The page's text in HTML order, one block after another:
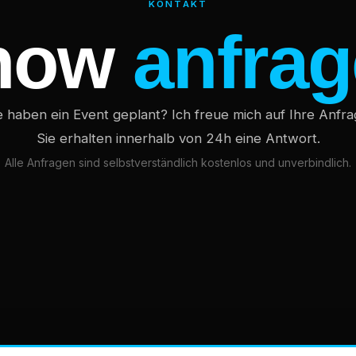
KONTAKT
haben ein Event geplant? Ich freue mich auf Ihre
Sie erhalten innerhalb von 24h eine Antwort.
Alle Anfragen sind selbstverständlich kostenlos und unverbindlich.